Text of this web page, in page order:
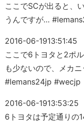
ここでSCが出ると、
うんですが…
2016-06-1913:51:45
ここで6トヨタと2ポ
も少ないので、メカ
#lemans24jp #wecjp
2016-06-1913:53:25
6トヨタは予定通りの